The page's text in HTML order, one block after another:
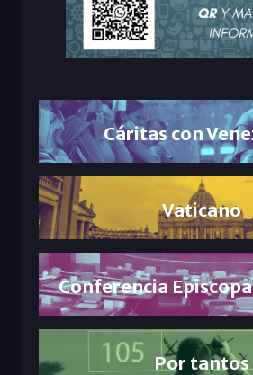
Cáritas con
Vaticano
Conferencia
Por tantos